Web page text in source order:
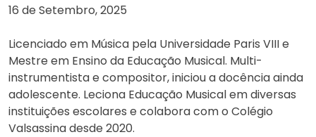
16 de Setembro, 2025
Licenciado em Música pela Universidade Paris VIII e
Mestre em Ensino da Educação Musical. Multi-
instrumentista e compositor, iniciou a docência ainda
adolescente. Leciona Educação Musical em diversas
instituições escolares e colabora com o Colégio
Valsassina desde 2020.